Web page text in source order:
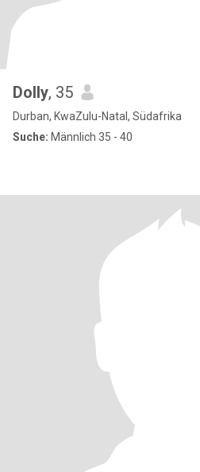
Dolly, 35
Durban, KwaZulu-Natal, Südafrika
Suche: Männlich 35 - 40